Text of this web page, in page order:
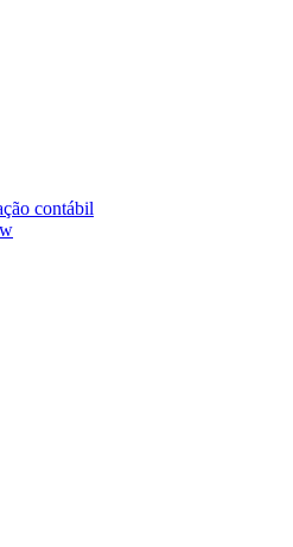
contábil